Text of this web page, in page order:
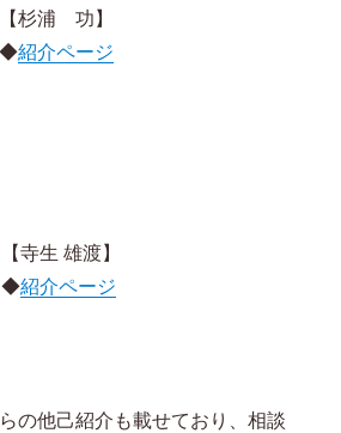
【杉浦 功】
◆紹介ページ
【寺生 雄渡】
◆紹介ページ
の他己紹介も載せており、相談